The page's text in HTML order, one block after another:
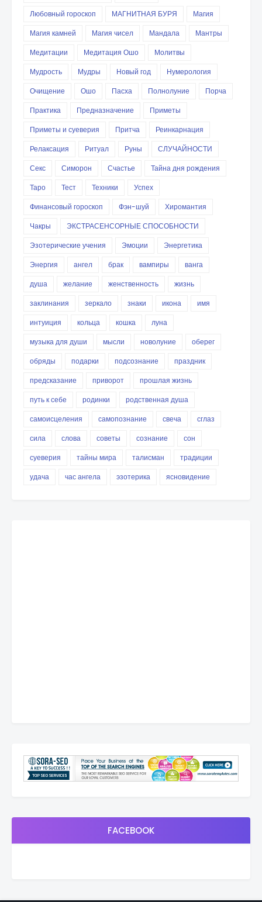
Любовный гороскоп
МАГНИТНАЯ БУРЯ
Магия
Магия камней
Магия чисел Мандала
Мантры
Медитации
Медитация Ошо
Молитвы
Мудрость
Мудры Новый год
Нумерология
Очищение
Ошо Пасха Полнолуние
Порча
Практика
Предназначение
Приметы
Приметы и суеверия
Притча
Реинкарнация
Релаксация
Ритуал Руны
СЛУЧАЙНОСТИ
Секс
Симорон Счастье
Тайна дня рождения
Таро
Тест Техники
Успех
Финансовый гороскоп
Фэн-шуй
Хиромантия
Чакры
ЭКСТРАСЕНСОРНЫЕ СПОСОБНОСТИ
Эзотерические учения
Эмоции
Энергетика
Энергия
ангел брак вампиры
ванга
душа
желание женственность
жизнь
заклинания
зеркало знаки икона
имя
интуиция
кольца кошка
луна
музыка для души
мысли новолуние
оберег
обряды
подарки подсознание
праздник
предсказание
приворот
прошлая жизнь
путь к себе
родинки
родственная душа
самоисцеления
самопознание свеча
сглаз
сила
слова советы сознание
сон
суеверия
тайны мира талисман
традиции
удача
час ангела эзотерика ясновидение
FACEBOOK